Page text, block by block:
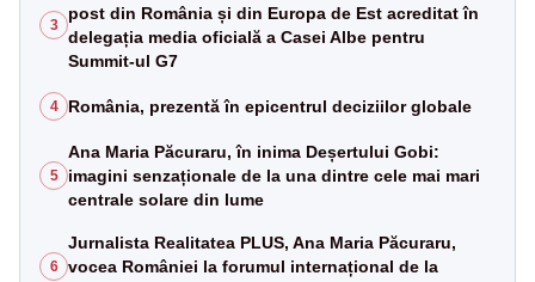
3
post din România și din Europa de Est acreditat în
delegația media oficială a Casei Albe pentru
Summit-ul G7
4 România, prezentă în epicentrul deciziilor globale
5
Ana Maria Păcuraru, în inima Deșertului Gobi:
imagini senzaționale de la una dintre cele mai mari
centrale solare din lume
6
Jurnalista Realitatea PLUS, Ana Maria Păcuraru,
vocea României la forumul internațional de la